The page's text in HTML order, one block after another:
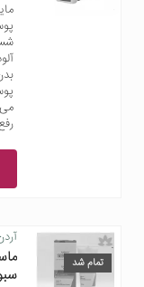
تمام شد
سبوما